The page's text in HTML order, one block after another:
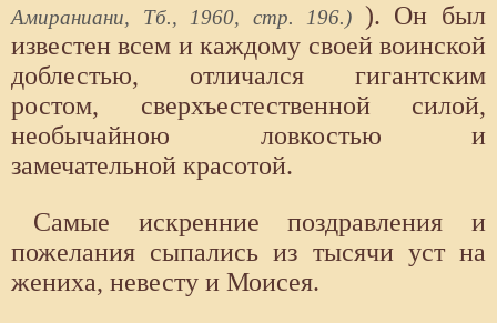
Амираниани, Тб., 1960, стр. 196.) ). Он был
известен всем и каждому своей воинской
доблестью, отличался гигантским
ростом, сверхъестественной силой,
необычайною ловкостью и
замечательной красотой.
Самые искренние поздравления и
пожелания сыпались из тысячи уст на
жениха, невесту и Моисея.